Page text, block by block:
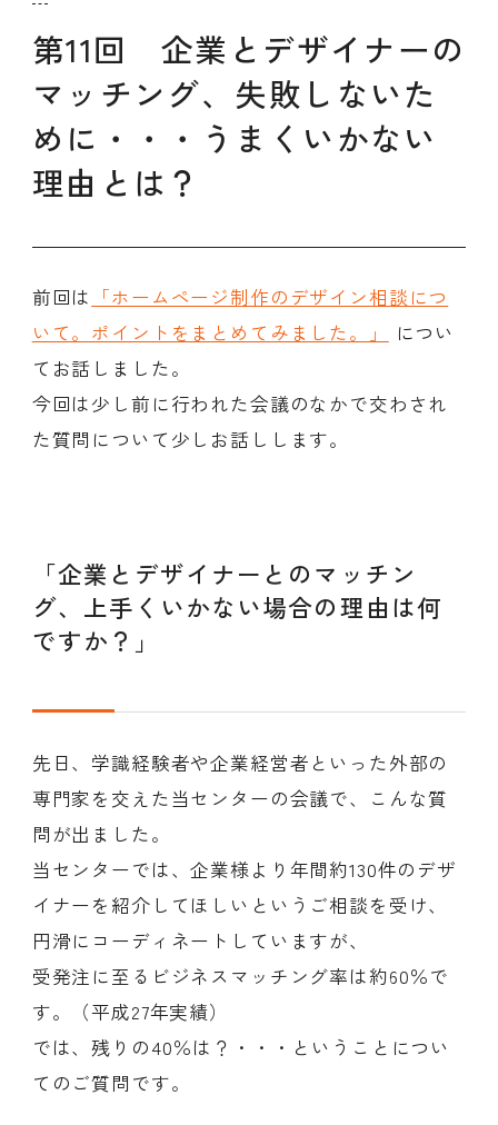
よくある質問
メンバーシップ
メンバーシップについて
メンバーシップ一覧
メンバーシップの声
メルマガ登録デザイン団体・機関一覧
ソーシャルメディアポリシー
ブランディングのご相談
第11回 企業とデザイナーの
マッチング、失敗しないた
めに・・・うまくいかない
理由とは？
前回は 「ホームページ制作のデザイン相談につ
いて。ポイントをまとめてみました。」
につい
てお話しました。
今回は少し前に行われた会議のなかで交わされ
た質問について少しお話しします。
「企業とデザイナーとのマッチン
グ、上手くいかない場合の理由は何
ですか？」
先日、学識経験者や企業経営者といった外部の
専門家を交えた当センターの会議で、こんな質
問が出ました。
当センターでは、企業様より年間約130件のデザ
イナーを紹介してほしいというご相談を受け、
円滑にコーディネートしていますが、
受発注に至るビジネスマッチング率は約60％で
す。（平成27年実績）
では、残りの40％は？・・・ということについ
てのご質問です。